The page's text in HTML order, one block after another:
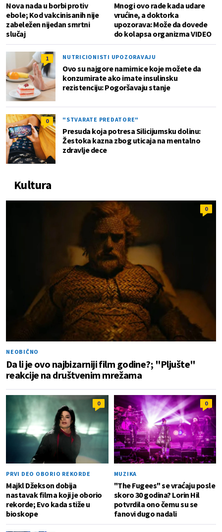
Nova nada u borbi protiv
ebole; Kod vakcinisanih nije
zabeležen nijedan smrtni
slučaj
Mnogi ovo rade kada udare
vrućine, a doktorka
upozorava: Može da dovede
do kolapsa organizma VIDEO
1 NUTRICIONISTI UPOZORAVAJU
Ovo su najgore namirnice koje možete da
konzumirate ako imate insulinsku
rezistenciju: Pogoršavaju stanje
0 "STVARATE PREDATORE"
Presuda koja potresa Silicijumsku dolinu:
Žestoka kazna zbog uticaja na mentalno
zdravlje dece
Kultura
0
NEOBIČNO
Da li je ovo najbizarniji film godine?; "Pljušte"
reakcije na društvenim mrežama
0
PRVI DEO OBORIO REKORDE
Majkl Džekson dobija
nastavak filma koji je oborio
rekorde; Evo kada stiže u
bioskope
0
MUZIKA
"The Fugees" se vraćaju posle
skoro 30 godina? Lorin Hil
potvrdila ono čemu su se
fanovi dugo nadali